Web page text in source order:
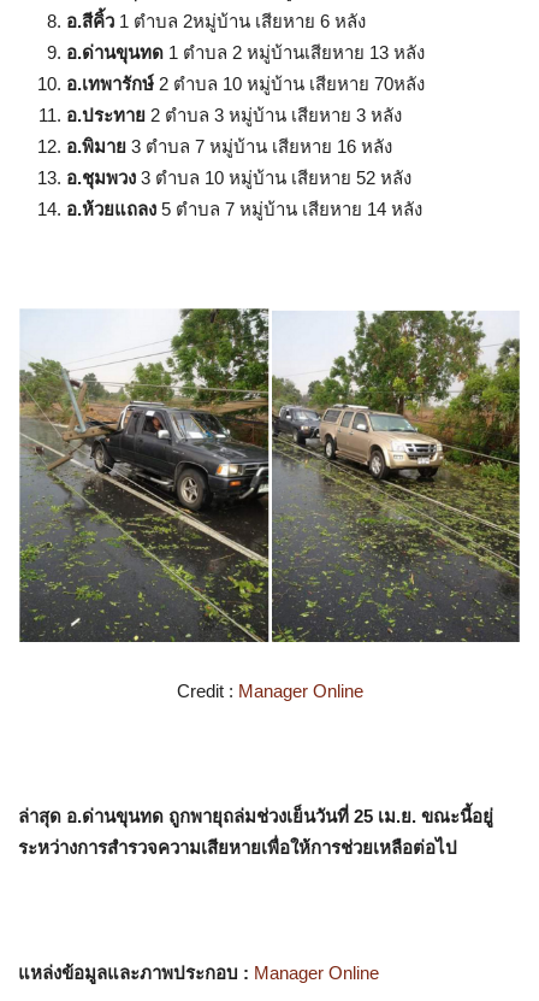
อ.สีคิ้ว 1 ตำบล 2หมู่บ้าน เสียหาย 6 หลัง
อ.ด่านขุนทด 1 ตำบล 2 หมู่บ้านเสียหาย 13 หลัง
อ.เทพารักษ์ 2 ตำบล 10 หมู่บ้าน เสียหาย 70หลัง
อ.ประทาย 2 ตำบล 3 หมู่บ้าน เสียหาย 3 หลัง
อ.พิมาย 3 ตำบล 7 หมู่บ้าน เสียหาย 16 หลัง
อ.ชุมพวง 3 ตำบล 10 หมู่บ้าน เสียหาย 52 หลัง
อ.ห้วยแถลง 5 ตำบล 7 หมู่บ้าน เสียหาย 14 หลัง
Credit : Manager Online
ล่าสุด อ.ด่านขุนทด ถูกพายุถล่มช่วงเย็นวันที่ 25 เม.ย. ขณะนี้อยู่
ระหว่างการสำรวจความเสียหายเพื่อให้การช่วยเหลือต่อไป
แหล่งข้อมูลและภาพประกอบ : Manager Online